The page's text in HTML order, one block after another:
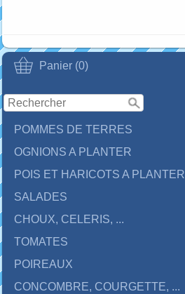
Panier (0)
POMMES DE TERRES
OGNIONS A PLANTER
POIS ET HARICOTS A PLANTER
SALADES
CHOUX, CELERIS, ...
TOMATES
POIREAUX
CONCOMBRE, COURGETTE, ...